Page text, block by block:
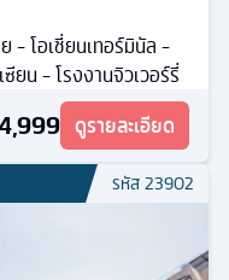
- โอเชี่ยนเทอร์มินัล -
ยน - โรงงานจิวเวอร์รี่
ดูรายละเอียด
รหัส23902